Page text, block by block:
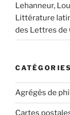
Lehanneur,
Littérature
des Lettres de
CATÉGORIES
Agrégés de
Cartes